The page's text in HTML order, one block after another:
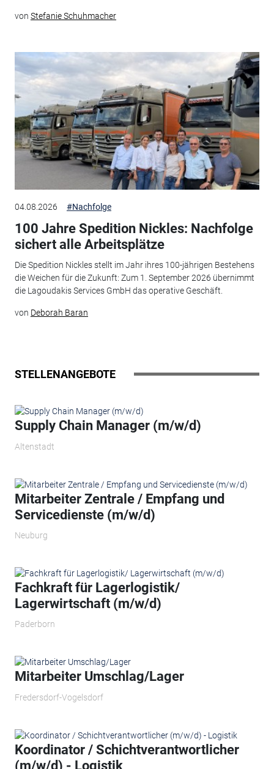
von Stefanie Schuhmacher
04.08.2026 #Nachfolge
100 Jahre Spedition Nickles: Nachfolge
sichert alle Arbeitsplätze
Die Spedition Nickles stellt im Jahr ihres 100-jährigen Bestehens
die Weichen für die Zukunft: Zum 1. September 2026 übernimmt
die Lagoudakis Services GmbH das operative Geschäft.
von Deborah Baran
STELLENANGEBOTE
Supply Chain Manager (m/w/d)
Altenstadt
Mitarbeiter Zentrale / Empfang und
Servicedienste (m/w/d)
Neuburg
Fachkraft für Lagerlogistik/
Lagerwirtschaft (m/w/d)
Paderborn
Mitarbeiter Umschlag/Lager
Fredersdorf-Vogelsdorf
Koordinator / Schichtverantwortlicher
(m/w/d) - Logistik